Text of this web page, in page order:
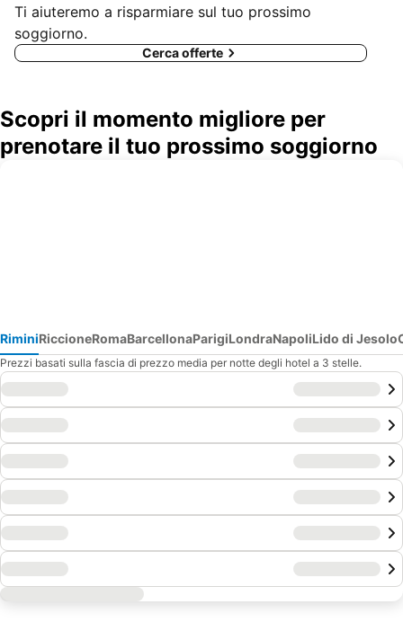
Ti aiuteremo a risparmiare sul tuo prossimo
soggiorno.
Cerca offerte
Scopri il momento migliore per
prenotare il tuo prossimo soggiorno
RiminiRiccioneRomaBarcellonaParigiLondraNapoliLido di Jesolo
Prezzi basati sulla fascia di prezzo media per notte degli hotel a 3 stelle.